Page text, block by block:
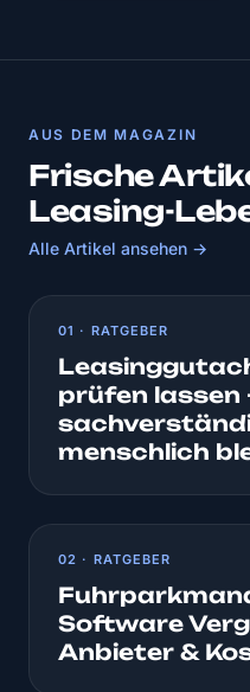
AUS DEM MAGAZIN
Frische
Leasing-
Alle Artikel ansehen →
01 · RATGEBER
prüfen lassen
menschlich
02 · RATGEBER
Software
Anbieter &